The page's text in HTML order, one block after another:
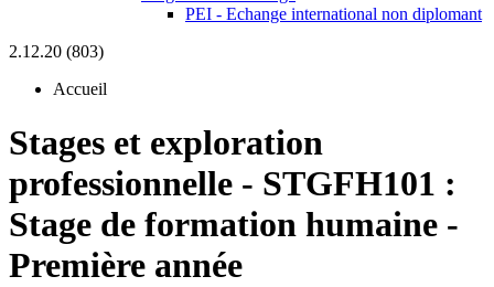
PEI - Echange international non diplomant
2.12.20 (803)
Accueil
Stages et exploration
professionnelle - STGFH101 :
Stage de formation humaine -
Première année